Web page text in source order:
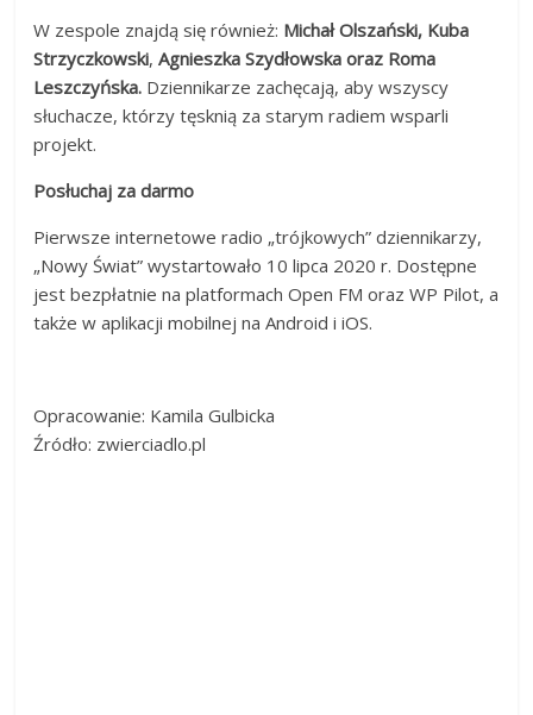
W zespole znajdą się również: Michał Olszański, Kuba
Strzyczkowski,Agnieszka Szydłowska oraz Roma
Leszczyńska. Dziennikarze zachęcają, aby wszyscy
słuchacze, którzy tęsknią za starym radiem wsparli
projekt.
Posłuchaj za darmo
Pierwsze internetowe radio „trójkowych” dziennikarzy,
„Nowy Świat” wystartowało 10 lipca 2020 r. Dostępne
jest bezpłatnie na platformach Open FM oraz WP Pilot, a
także w aplikacji mobilnej na Android i iOS.
Opracowanie: Kamila Gulbicka
Źródło: zwierciadlo.pl